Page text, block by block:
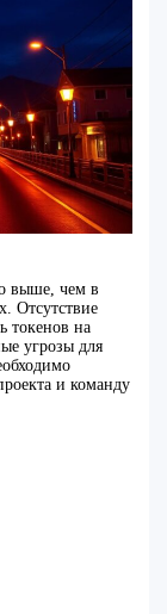
выше, чем в
Отсутствие
токенов на
угрозы для
и команду